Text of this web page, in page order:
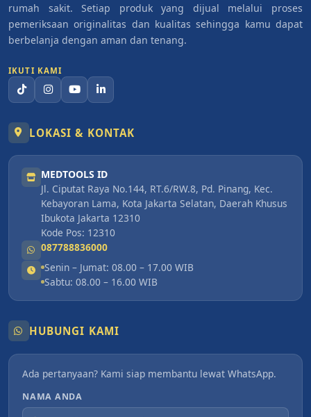
rumah sakit. Setiap produk yang dijual melalui proses
pemeriksaan originalitas dan kualitas sehingga kamu dapat
berbelanja dengan aman dan tenang.
IKUTI KAMI
LOKASI & KONTAK
MEDTOOLS ID
Jl. Ciputat Raya No.144, RT.6/RW.8, Pd. Pinang, Kec.
Kebayoran Lama, Kota Jakarta Selatan, Daerah Khusus
Ibukota Jakarta 12310
Kode Pos: 12310
087788836000
Senin – Jumat: 08.00 – 17.00 WIB
Sabtu: 08.00 – 16.00 WIB
HUBUNGI KAMI
Ada pertanyaan? Kami siap membantu lewat WhatsApp.
NAMA ANDA